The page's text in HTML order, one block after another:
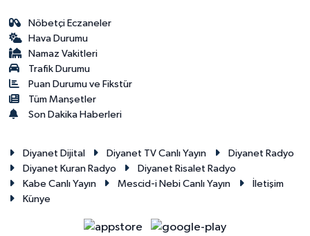
Nöbetçi Eczaneler
Hava Durumu
Namaz Vakitleri
Trafik Durumu
Puan Durumu ve Fikstür
Tüm Manşetler
Son Dakika Haberleri
Diyanet Dijital Diyanet TV Canlı Yayın
Diyanet Radyo
Diyanet Kuran Radyo
Diyanet Risalet Radyo
Kabe Canlı Yayın
Mescid-i Nebi Canlı Yayın
İletişim
Künye